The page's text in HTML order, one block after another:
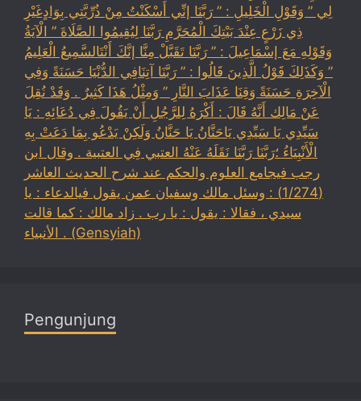
لِي ” وَقَوْلِ الْخَلِيلِ : ” رَبَّنَا إنِّي أَسْكَنْتُ مِنْ ذُرِّيَّتِي بِوَادٍغَيْرِ
ذِي زَرْعٍ عِنْدَ بَيْتِكَ الْمُحَرَّمِ رَبَّنَا لِيُقِيمُوا الصَّلَاةَ ” الْآيَةُ
وَقَوْلِهِ مَعَ إسْمَاعِيلَ : ” رَبَّنَا تَقَبَّلْ مِنَّا إنَّكَ أَنْتَالسَّمِيعُ الْعَلِيمُ
” وَكَذَلِكَ قَوْلُ الَّذِينَ قَالُوا : ” رَبَّنَا آتِنَافِي الدُّنْيَا حَسَنَةً وَفِي
الْآخِرَةِ حَسَنَةً وَقِنَا عَذَابَ النَّارِ ” وَمِثْلُ هَذَا كَثِيرٌ . وَقَدْ نُقِلَ
عَنْ مَالِك أَنَّهُ قَالَ : أَكْرَهُ لِلرَّجُلِ أَنْ يَقُولَ فِي دُعَائِهِ : يَا
سَيِّدِي يَا سَيِّدِي يَاحَنَّانُ يَا حَنَّانُ وَلَكِنْ يَدْعُو بِمَا دَعَتْ بِهِ
الْأَنْبِيَاءُ ؛رَبَّنَا رَبَّنَا نَقَلَهُ عَنْهُ العتبي فِي العتبية . وقال ابن
رجب فيجامع العلوم والحكم عند شرح الحديث العاشر
(1/274) : وسئل مالك وسفيان عمن يقول فيالدعاء : يا
سيدي ، فقالا : يقول : يا رب . زاد مالك : كما قالت
الأنبياء . (Gensyiah)
Pengunjung